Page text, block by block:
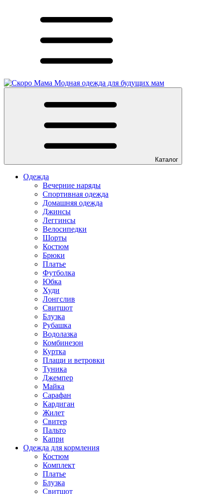
Модная одежда для будущих мам
Каталог
Одежда
Вечерние наряды
Спортивная одежда
Домашняя одежда
Джинсы
Леггинсы
Велосипедки
Шорты
Костюм
Брюки
Платье
Футболка
Юбка
Худи
Лонгслив
Свитшот
Блузка
Рубашка
Водолазка
Комбинезон
Куртка
Плащи и ветровки
Туника
Джемпер
Майка
Сарафан
Кардиган
Жилет
Свитер
Пальто
Капри
Одежда для кормления
Костюм
Комплект
Платье
Блузка
Свитшот